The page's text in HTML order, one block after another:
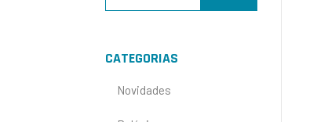
CATEGORIAS
Novidades